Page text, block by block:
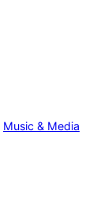
Music & Media